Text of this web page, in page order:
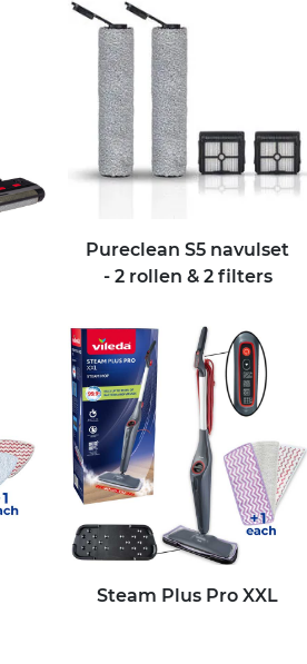
Pureclean S5 navulset
- 2 rollen & 2 filters
Steam Plus Pro XXL